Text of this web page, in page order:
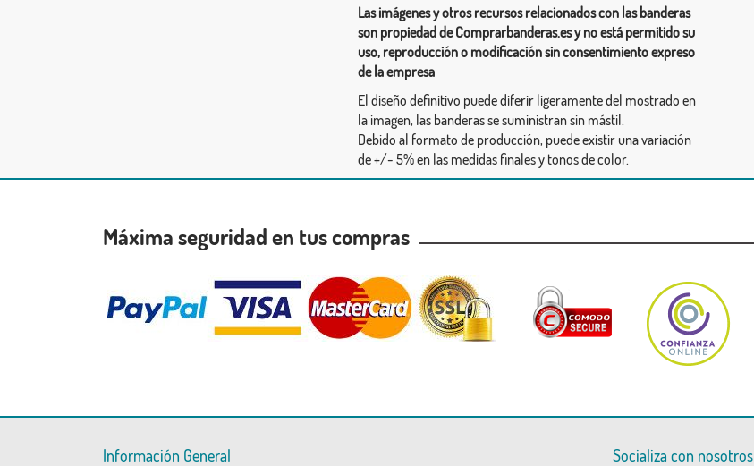
Las imágenes y otros recursos relacionados con las banderas
son propiedad de Comprarbanderas.es y no está permitido su
uso, reproducción o modificación sin consentimiento expreso
de la empresa
El diseño definitivo puede diferir ligeramente del mostrado en
la imagen, las banderas se suministran sin mástil.
Debido al formato de producción, puede existir una variación
de +/- 5% en las medidas finales y tonos de color.
Máxima seguridad en tus compras
Información General Socializa con nosotros